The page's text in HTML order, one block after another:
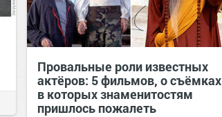
Провальные роли известных
актёров: 5 фильмов, о съёмках
в которых знаменитостям
пришлось пожалеть